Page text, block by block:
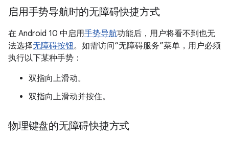
启用手势导航时的无障碍快捷方式
在 Android 10 中启用手势导航功能后，用户将看不到也无
法选择无障碍按钮。如需访问“无障碍服务”菜单，用户必须
执行以下某种手势：
双指向上滑动。
双指向上滑动并按住。
物理键盘的无障碍快捷方式